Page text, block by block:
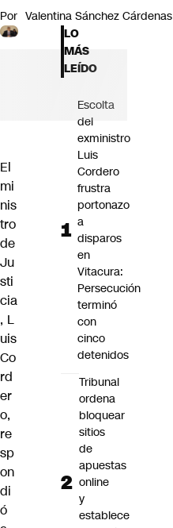
Por Valentina Sánchez Cárdenas
El
mi
nis
tro
de
Ju
sti
cia
, L
uis
Co
rd
er
o,
re
sp
on
di
ó
LO
MÁS
LEÍDO
Escolta
del
exministro
Luis
Cordero
frustra
portonazo
a
disparos
en
Vitacura:
Persecución
terminó
con
cinco
detenidos
Tribunal
ordena
bloquear
sitios
de
apuestas
online
y
establece